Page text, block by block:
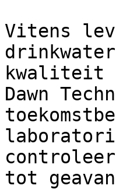
Vitens
kwaliteit
Dawn
tot